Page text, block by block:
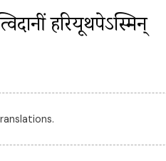
हरियूथपेऽस्मिन्